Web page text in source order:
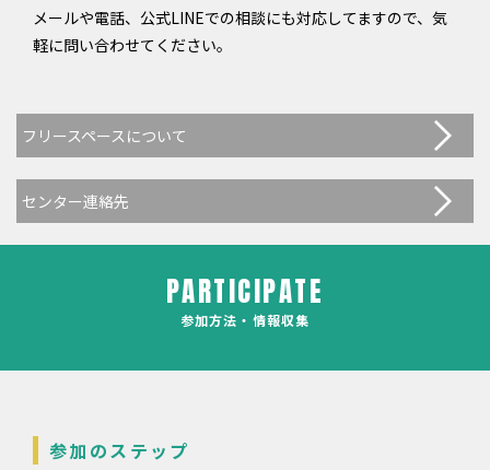
メールや電話、公式LINEでの相談にも対応してますので、気
軽に問い合わせてください。
フリースペースについて
センター連絡先
PARTICIPATE
参加方法・情報収集
参加のステップ